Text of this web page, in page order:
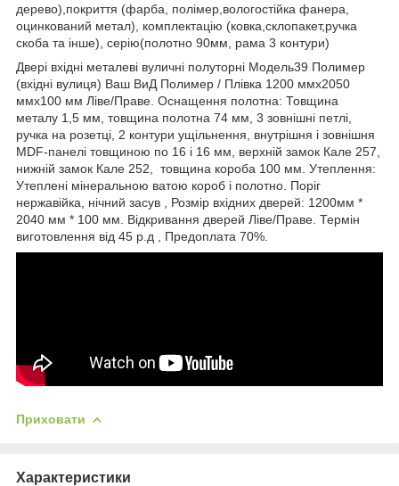
дерево),покриття (фарба, полімер,вологостійка фанера,
оцинкований метал), комплектацію (ковка,склопакет,ручка
скоба та інше), серію(полотно 90мм, рама 3 контури)
Двері вхідні металеві вуличні полуторні Модель39 Полимер
(вхідні вулиця) Ваш ВиД Полимер / Плівка 1200 ммх2050
ммх100 мм Ліве/Праве. Оснащення полотна: Товщина
металу 1,5 мм, товщина полотна 74 мм, 3 зовнішні петлі,
ручка на розетці, 2 контури ущільнення, внутрішня і зовнішня
MDF-панелі товщиною по 16 і 16 мм, верхній замок Кале 257,
нижній замок Кале 252, товщина короба 100 мм. Утеплення:
Утеплені мінеральною ватою короб і полотно. Поріг
нержавійка, нічний засув , Розмір вхідних дверей: 1200мм *
2040 мм * 100 мм. Відкривання дверей Ліве/Праве. Термін
виготовлення від 45 р.д , Предоплата 70%.
Приховати
Характеристики